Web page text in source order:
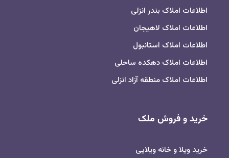
اطلاعات املاک بندر انزلی
اطلاعات املاک لاهیجان
اطلاعات املاک استانبول
اطلاعات املاک دهکده ساحلی
اطلاعات املاک منطقه آزاد انزلی
خرید و فروش ملک
خرید ویلا و خانه ویلایی